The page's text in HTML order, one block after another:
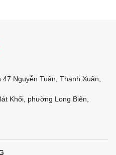
Nguyễn Tuân, Thanh Xuân,
Khối, phường Long Biên,